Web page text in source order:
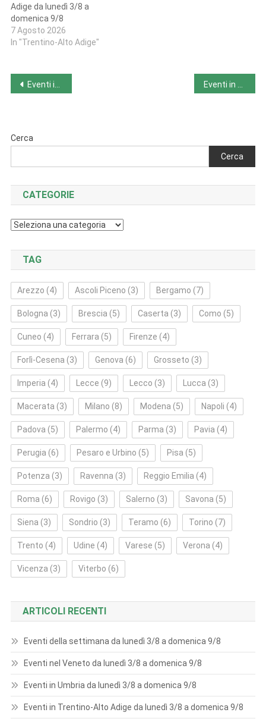
Adige da lunedì 3/8 a
domenica 9/8
7 Agosto 2026
In "Trentino‑Alto Adige"
Navigazione
Eventi in Toscana da lunedì 5/8 a domenica 11/8
Cerca
Cerca
CATEGORIE
Categorie
TAG
Arezzo (4) Ascoli Piceno (3) Bergamo (7)
Bologna (3) Brescia (5) Caserta (3) Como (5)
Cuneo (4) Ferrara (5) Firenze (4)
Forlì‑Cesena (3) Genova (6) Grosseto (3)
Imperia (4) Lecce (9) Lecco (3) Lucca (3)
Macerata (3) Milano (8) Modena (5) Napoli (4)
Padova (5) Palermo (4) Parma (3) Pavia (4)
Perugia (6) Pesaro e Urbino (5) Pisa (5)
Potenza (3) Ravenna (3) Reggio Emilia (4)
Roma (6) Rovigo (3) Salerno (3) Savona (5)
Siena (3) Sondrio (3) Teramo (6) Torino (7)
Trento (4) Udine (4) Varese (5) Verona (4)
Vicenza (3) Viterbo (6)
ARTICOLI RECENTI
Eventi della settimana da lunedì 3/8 a domenica 9/8
Eventi nel Veneto da lunedì 3/8 a domenica 9/8
Eventi in Umbria da lunedì 3/8 a domenica 9/8
Eventi in Trentino-Alto Adige da lunedì 3/8 a domenica 9/8